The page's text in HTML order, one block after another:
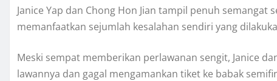
Janice Yap dan Chong Hon Jian tampil penuh
memanfaatkan sejumlah kesalahan sendiri yang
Meski sempat memberikan perlawanan sengit, Janice
lawannya dan gagal mengamankan tiket ke babak